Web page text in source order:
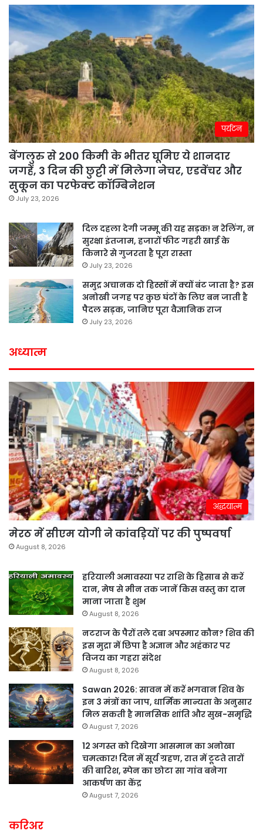
पर्यटन
बेंगलुरु से 200 किमी के भीतर घूमिए ये शानदार
जगहें, 3 दिन की छुट्टी में मिलेगा नेचर, एडवेंचर और
सुकून का परफेक्ट कॉम्बिनेशन
July 23, 2026
दिल दहला देगी जम्मू की यह सड़क! न रेलिंग, न
सुरक्षा इंतजाम, हजारों फीट गहरी खाई के
किनारे से गुजरता है पूरा रास्ता
July 23, 2026
समुद्र अचानक दो हिस्सों में क्यों बंट जाता है? इस
अनोखी जगह पर कुछ घंटों के लिए बन जाती है
पैदल सड़क, जानिए पूरा वैज्ञानिक राज
July 23, 2026
अध्यात्म
अद्धयात्म
मेरठ में सीएम योगी ने कांवड़ियों पर की पुष्पवर्षा
August 8, 2026
हरियाली अमावस्या पर राशि के हिसाब से करें
दान, मेष से मीन तक जानें किस वस्तु का दान
माना जाता है शुभ
August 8, 2026
नटराज के पैरों तले दबा अपस्मार कौन? शिव की
इस मुद्रा में छिपा है अज्ञान और अहंकार पर
विजय का गहरा संदेश
August 8, 2026
Sawan 2026: सावन में करें भगवान शिव के
इन 3 मंत्रों का जाप, धार्मिक मान्यता के अनुसार
मिल सकती है मानसिक शांति और सुख-समृद्धि
August 7, 2026
12 अगस्त को दिखेगा आसमान का अनोखा
चमत्कार! दिन में सूर्य ग्रहण, रात में टूटते तारों
की बारिश, स्पेन का छोटा सा गांव बनेगा
आकर्षण का केंद्र
August 7, 2026
करिअर